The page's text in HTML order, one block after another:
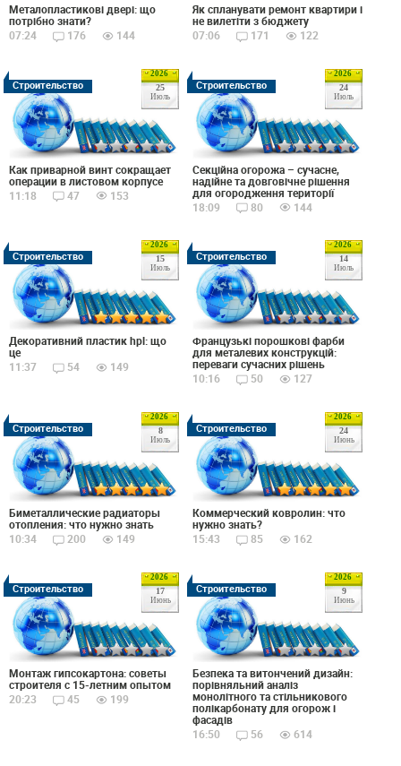
Металопластикові двері: що
потрібно знати?
07:24
176 144
Як спланувати ремонт квартири і
не вилетіти з бюджету
07:06
171 122
2026
25
Июль
Строительство
Как приварной винт сокращает
операции в листовом корпусе
11:18
47 153
2026
24
Июль
Строительство
Секційна огорожа – сучасне,
надійне та довговічне рішення
для огородження території
18:09
80 144
2026
15
Июль
Строительство
Декоративний пластик hpl: що
це
11:37
54 149
2026
14
Июль
Строительство
Французькі порошкові фарби
для металевих конструкцій:
переваги сучасних рішень
10:16
50 127
2026
8
Июль
Строительство
Биметаллические радиаторы
отопления: что нужно знать
10:34
200 149
2026
24
Июнь
Строительство
Коммерческий ковролин: что
нужно знать?
15:43
85 162
2026
17
Июнь
Строительство
Монтаж гипсокартона: советы
строителя с 15-летним опытом
20:23
45 199
2026
9
Июнь
Строительство
Безпека та витончений дизайн:
порівняльний аналіз
монолітного та стільникового
полікарбонату для огорож і
фасадів
16:50
56 614